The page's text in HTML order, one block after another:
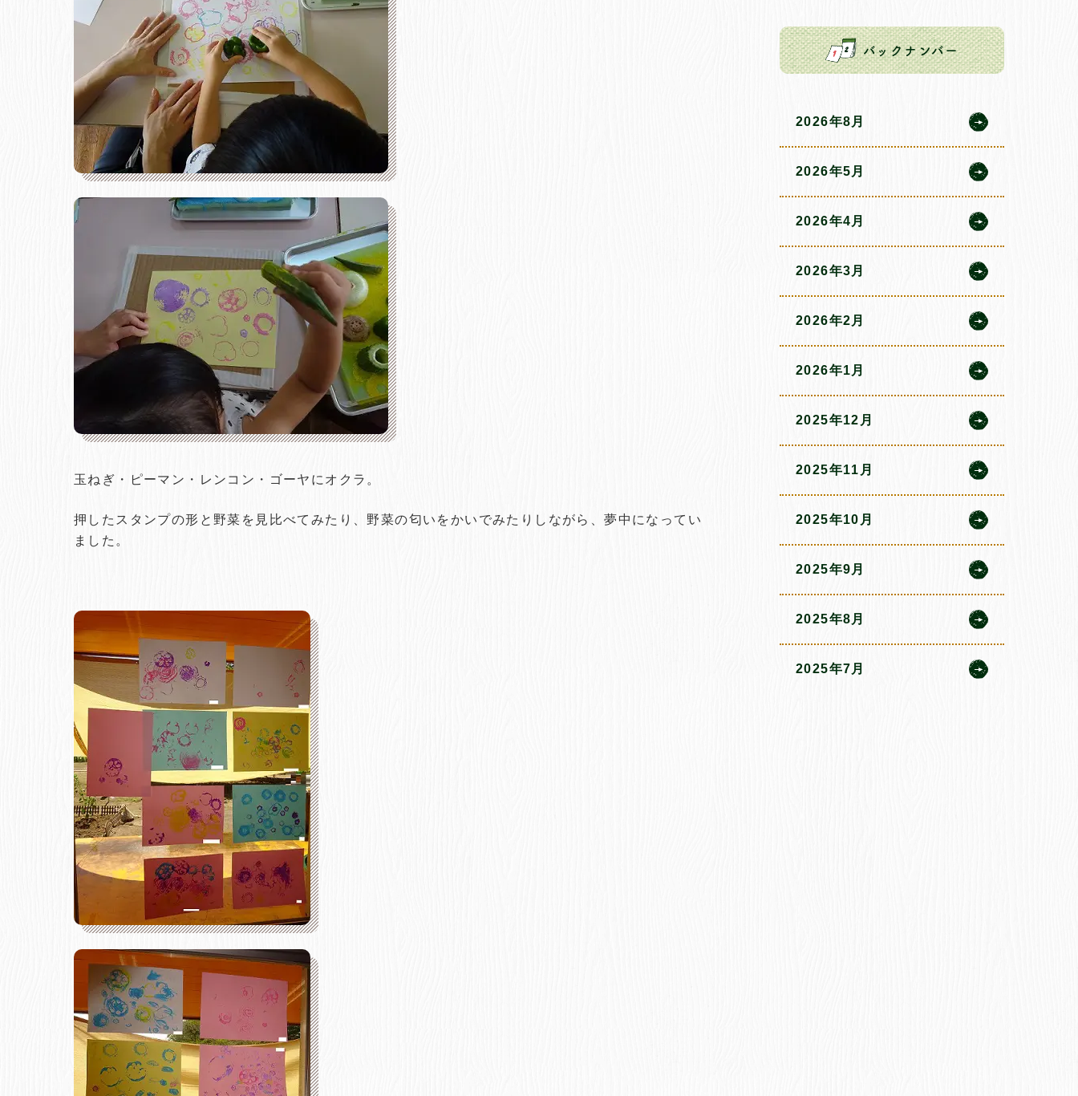
玉ねぎ・ピーマン・レンコン・ゴーヤにオクラ。
押したスタンプの形と野菜を見比べてみたり、野菜の匂いをかいでみたりしながら、夢中になってい
ました。
バックナンバー
2026年8月
2026年5月
2026年4月
2026年3月
2026年2月
2026年1月
2025年12月
2025年11月
2025年10月
2025年9月
2025年8月
2025年7月